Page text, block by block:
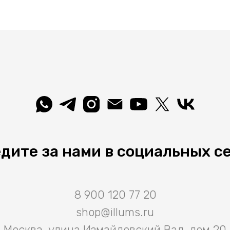
за нами в социальных
8 900 120 77 20
shop@illums.ru